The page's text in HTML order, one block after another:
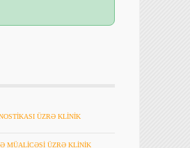
ÜZRƏ KLİNİK
MÜALİCƏSİ ÜZRƏ KLİNİK